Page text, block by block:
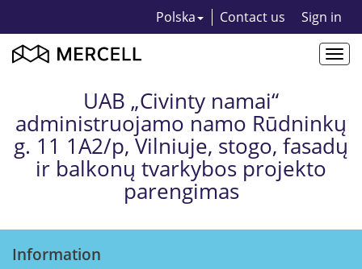
Polska Contact us Sign in
UAB „Civinty namai“
administruojamo namo Rūdninkų
g. 11 1A2/p, Vilniuje, stogo, fasadų
ir balkonų tvarkybos projekto
parengimas
Information